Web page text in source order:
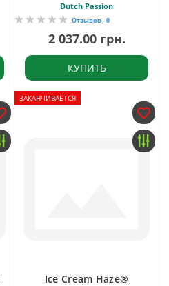
Dutch Passion
Отзывов - 0
2 037.00 грн.
КУПИТЬ
ЗАКАНЧИВАЕТСЯ
Ice Cream Haze®